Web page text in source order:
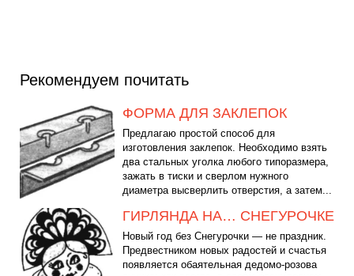
Рекомендуем почитать
ФОРМА ДЛЯ ЗАКЛЕПОК
Предлагаю простой способ для
изготовления заклепок. Необходимо взять
два стальных уголка любого типоразмера,
зажать в тиски и сверлом нужного
диаметра высверлить отверстия, а затем...
ГИРЛЯНДА НА… СНЕГУРОЧКЕ
Новый год без Снегурочки — не праздник.
Предвестником новых радостей и счастья
появляется обаятельная дедомо-розова